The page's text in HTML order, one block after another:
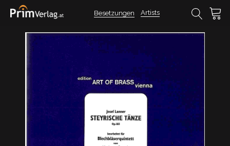
Besetzungen Artists